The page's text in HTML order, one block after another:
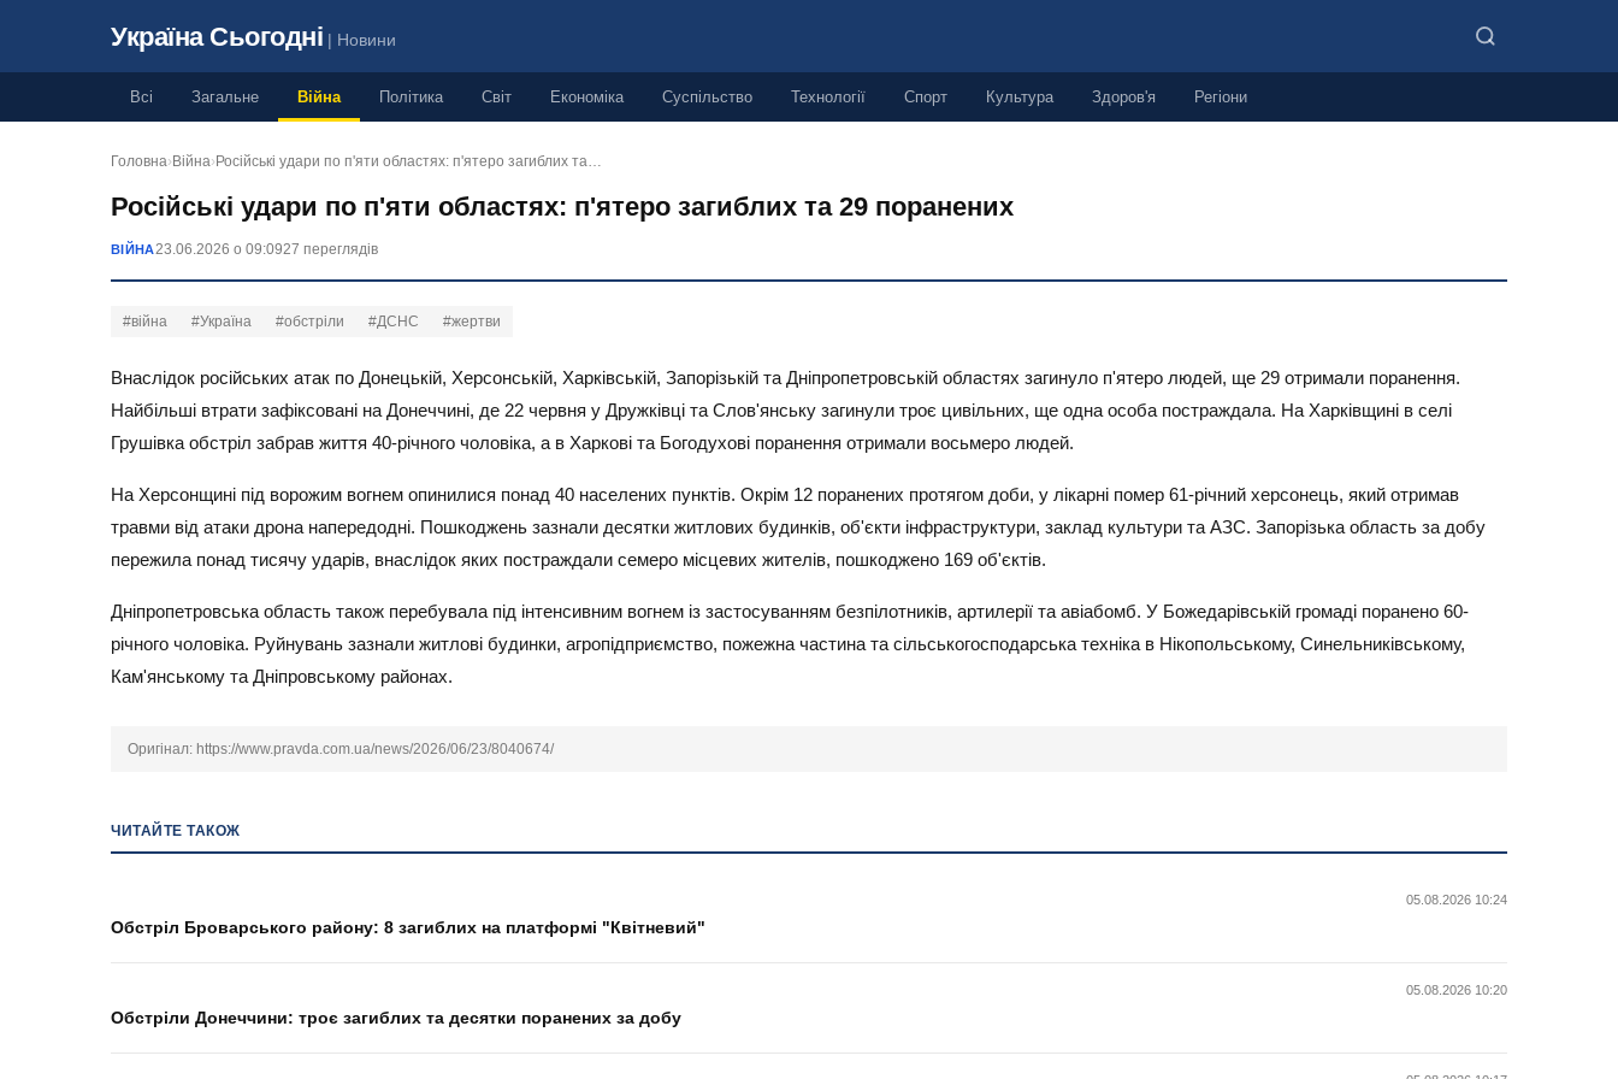
Україна Сьогодні | Новини
Всі Загальне Війна Політика Світ Економіка Суспільство Технології Спорт Культура Здоров'я Регіони
Головна› Війна› Російські удари по п'яти областях: п'ятеро загиблих та…
Російські удари по п'яти областях: п'ятеро загиблих та 29 поранених
ВІЙНА23.06.2026 о 09:0927 переглядів
#війна #Україна #обстріли #ДСНС #жертви
Внаслідок російських атак по Донецькій, Херсонській, Харківській, Запорізькій та Дніпропетровській областях загинуло п'ятеро людей, ще 29 отримали поранення.
Найбільші втрати зафіксовані на Донеччині, де 22 червня у Дружківці та Слов'янську загинули троє цивільних, ще одна особа постраждала. На Харківщині в селі
Грушівка обстріл забрав життя 40-річного чоловіка, а в Харкові та Богодухові поранення отримали восьмеро людей.
На Херсонщині під ворожим вогнем опинилися понад 40 населених пунктів. Окрім 12 поранених протягом доби, у лікарні помер 61-річний херсонець, який отримав
травми від атаки дрона напередодні. Пошкоджень зазнали десятки житлових будинків, об'єкти інфраструктури, заклад культури та АЗС. Запорізька область за добу
пережила понад тисячу ударів, внаслідок яких постраждали семеро місцевих жителів, пошкоджено 169 об'єктів.
Дніпропетровська область також перебувала під інтенсивним вогнем із застосуванням безпілотників, артилерії та авіабомб. У Божедарівській громаді поранено 60-
річного чоловіка. Руйнувань зазнали житлові будинки, агропідприємство, пожежна частина та сільськогосподарська техніка в Нікопольському, Синельниківському,
Кам'янському та Дніпровському районах.
Оригінал: https://www.pravda.com.ua/news/2026/06/23/8040674/
ЧИТАЙТЕ ТАКОЖ
05.08.2026 10:24
Обстріл Броварського району: 8 загиблих на платформі "Квітневий"
05.08.2026 10:20
Обстріли Донеччини: троє загиблих та десятки поранених за добу